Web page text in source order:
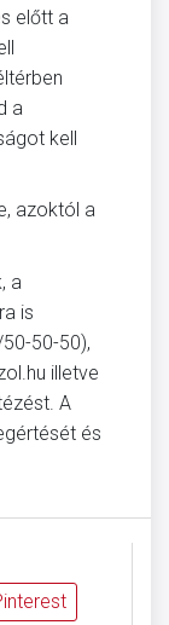
előtt a
a
kell
azoktól a
a
is
50-50),
illetve
A
és